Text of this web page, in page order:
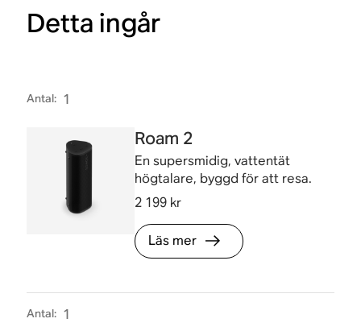
Detta ingår
Antal: 1
Roam 2
En supersmidig, vattentät
högtalare, byggd för att resa.
2 199 kr
Läs mer
Antal: 1